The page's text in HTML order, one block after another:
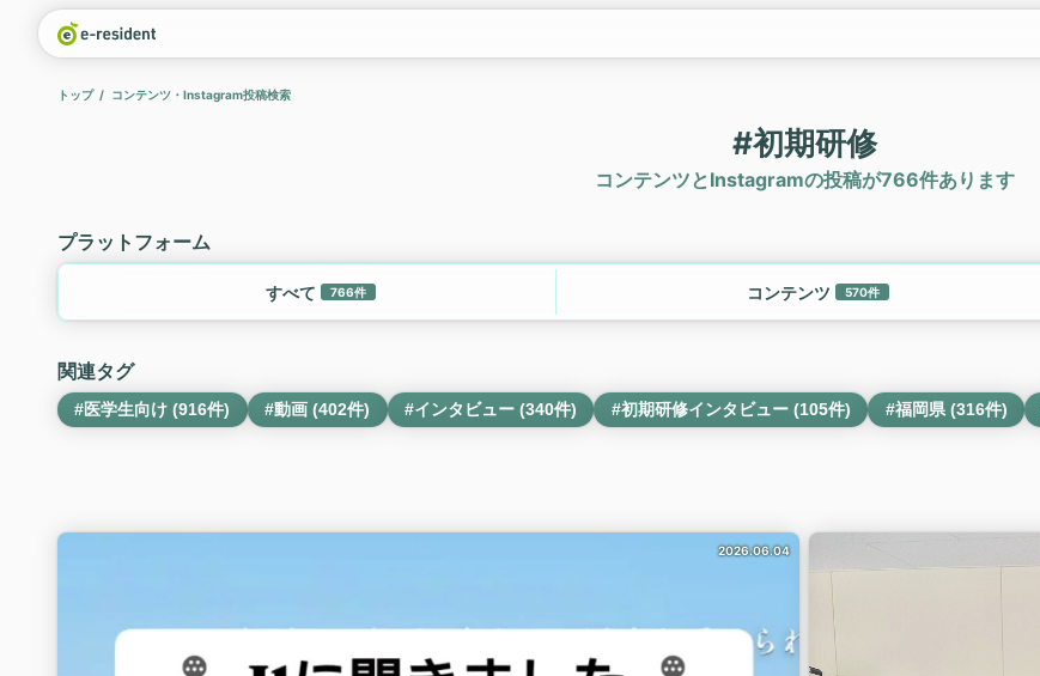
トップ コンテンツ・Instagram投稿検索
#初期研修
コンテンツとInstagramの投稿が766件あります
プラットフォーム
すべて 766件 コンテンツ 570件
関連タグ
#医学生向け (916件) #動画 (402件) #インタビュー (340件) #初期研修インタビュー (105件) #福岡県 (316件)
2026.06.04